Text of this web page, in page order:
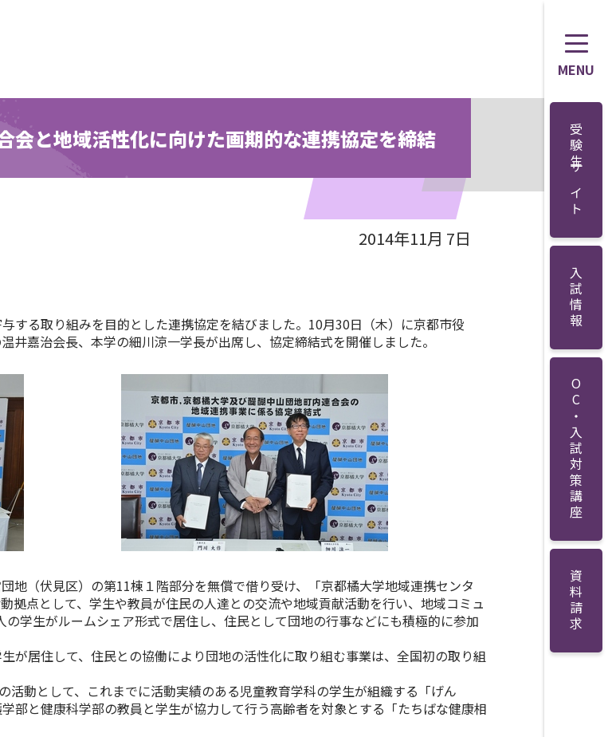
MENU
受験生サイト
入試情報
OC・入試対策講座
資料請求
会と地域活性化に向けた画期的な連携協定を締結
2014年11月 7日
する取り組みを目的とした連携協定を結びました。10月30日（木）に京都市役
嘉治会長、本学の細川涼一学長が出席し、協定締結式を開催しました。
地（伏見区）の第11棟１階部分を無償で借り受け、「京都橘大学地域連携センタ
拠点として、学生や教員が住民の人達との交流や地域貢献活動を行い、地域コミュ
学生がルームシェア形式で居住し、住民として団地の行事などにも積極的に参加
が居住して、住民との協働により団地の活性化に取り組む事業は、全国初の取り組
動として、これまでに活動実績のある児童教育学科の学生が組織する「げん
と健康科学部の教員と学生が協力して行う高齢者を対象とする「たちばな健康相